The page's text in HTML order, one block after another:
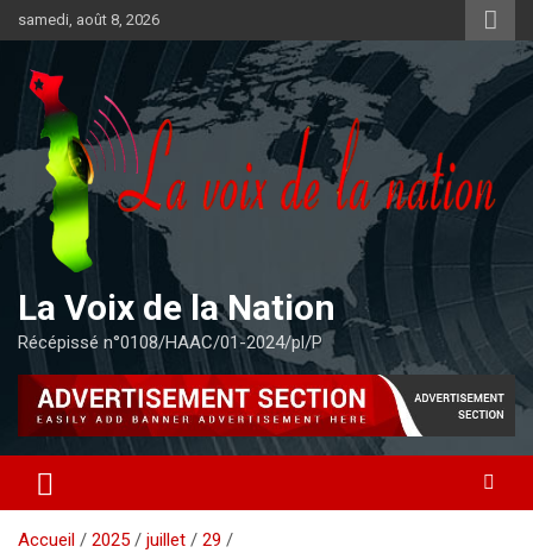
au
contenu
samedi, août 8, 2026
La Voix de la Nation
Récépissé n°0108/HAAC/01-2024/pl/P
Accueil 2025 juillet
29